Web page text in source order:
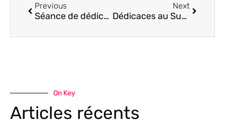
Previous
Séance de dédicaces chez le Vinotier
Next
Dédicaces au Super U de Treillières
On Key
Articles récents